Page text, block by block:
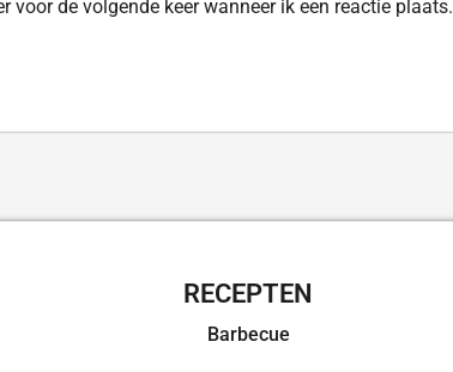
de volgende keer wanneer ik een reactie plaats.
RECEPTEN
Barbecue